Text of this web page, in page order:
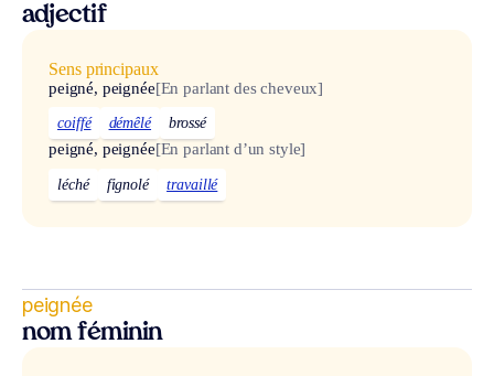
adjectif
Sens principaux
peigné, peignée[En parlant des cheveux]
coiffé démêlé brossé
peigné, peignée[En parlant d’un style]
léché fignolé travaillé
peignée
nom féminin